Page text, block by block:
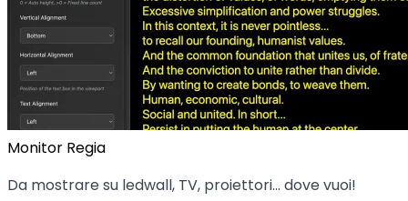
Monitor Regia
Da mostrare su ledwall, TV, proiettori... dove vuoi!